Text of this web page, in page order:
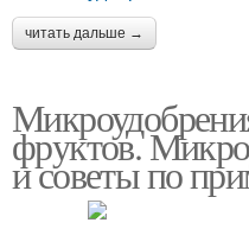
читать дальше →
фруктов.
и советы по